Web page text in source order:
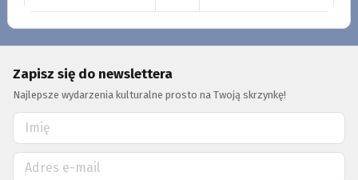
Zapisz się do newslettera
Najlepsze wydarzenia kulturalne prosto na Twoją skrzynkę!